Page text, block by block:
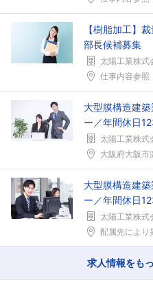
【樹脂加工】
部長候補募集
太陽工業株式
仕事内容参照
大型膜構造建
ー／年間休日
太陽工業株式
大阪府大阪市
大型膜構造建
ー／年間休日
太陽工業株式
配属先により異
求人情報をも